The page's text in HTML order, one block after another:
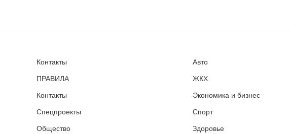
Контакты
ПРАВИЛА
Контакты
Спецпроекты
Общество
Авто
ЖКХ
Экономика и бизнес
Спорт
Здоровье